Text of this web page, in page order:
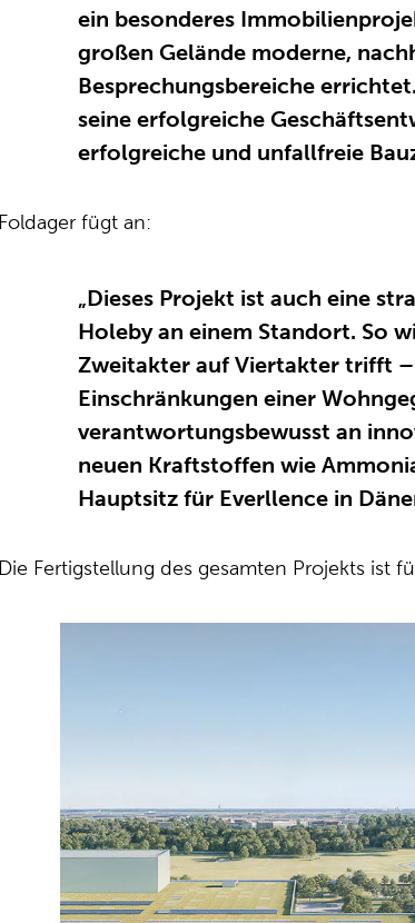
ein besonderes
großen Gelände moderne,
Besprechungsbereiche
seine erfolgreiche
erfolgreiche und unfallfreie
Foldager fügt an:
„Dieses Projekt ist auch eine
Holeby an einem Standort. So
Zweitakter auf Viertakter trifft –
Einschränkungen einer
verantwortungsbewusst an
neuen Kraftstoffen wie
Hauptsitz für Everllence in
Die Fertigstellung des gesamten Projekts ist